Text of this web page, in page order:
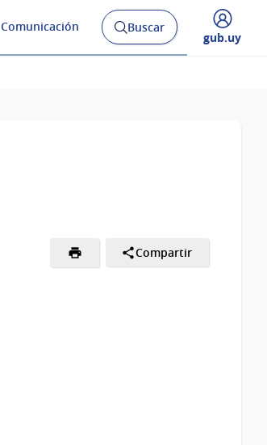
Comunicación
Abrir
buscador
Buscar
Desplegar
gub.uy
Compartir